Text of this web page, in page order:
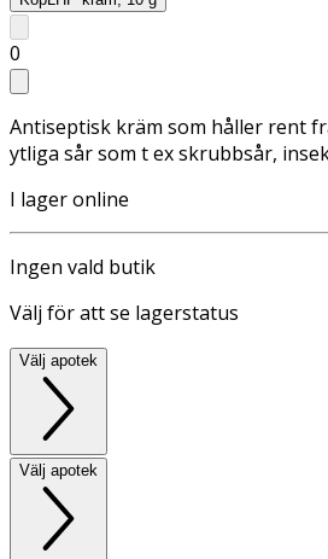
0
Antiseptisk kräm som håller rent
ytliga sår som t ex skrubbsår,
I lager online
Ingen vald butik
Välj för att se lagerstatus
Välj apotek
Välj apotek